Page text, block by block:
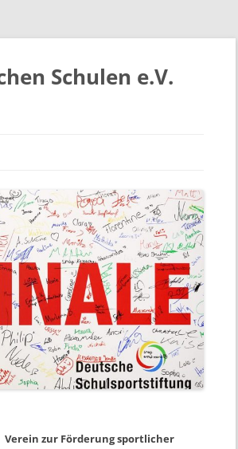
Schulen e.V.
Verein zur Förderung sportlicher